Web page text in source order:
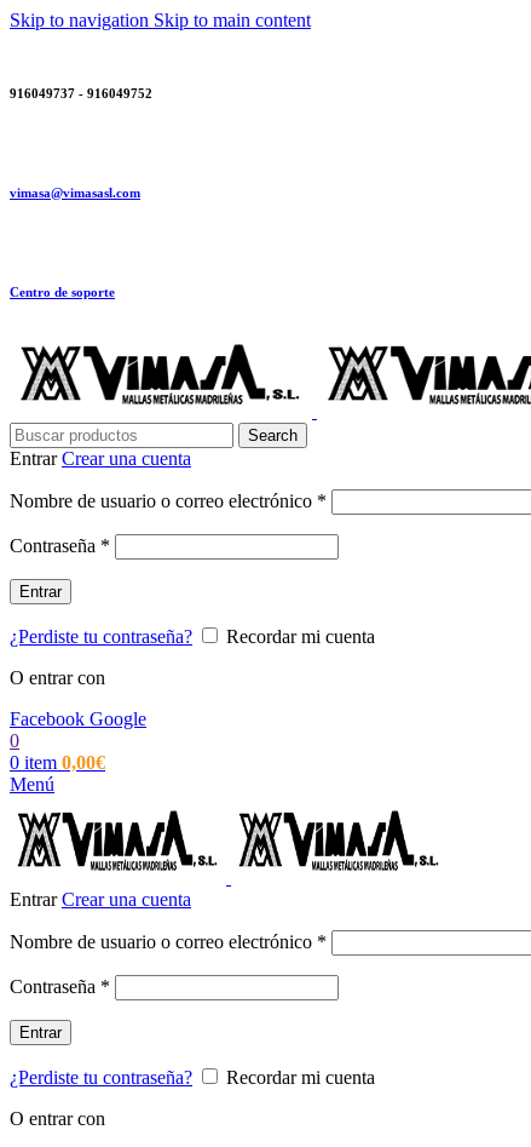
Skip to navigation Skip to main content
916049737 - 916049752
vimasa@vimasasl.com
Centro de soporte
Search
EntrarCrear una cuenta
Nombre de usuario o correo electrónico *
Contraseña *
Entrar
¿Perdiste tu contraseña?
Recordar mi cuenta
O entrar con
Facebook Google
0
0 item 0,00€
Menú
EntrarCrear una cuenta
Nombre de usuario o correo electrónico *
Contraseña *
Entrar
¿Perdiste tu contraseña?
Recordar mi cuenta
O entrar con